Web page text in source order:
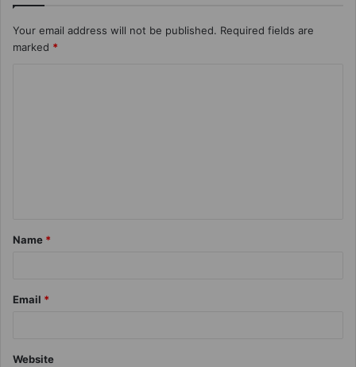
Your email address will not be published. Required fields are
marked *
Name *
Email *
Website